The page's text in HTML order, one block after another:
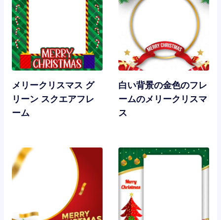
メリークリスマス グ
リーン スクエアフレ
ーム
白い背景の金色のフレ
ームのメリークリスマ
ス